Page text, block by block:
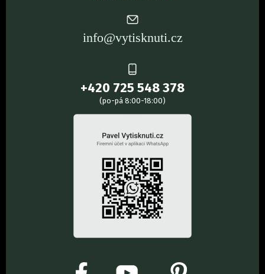
info@vytisknuti.cz
+420 725 548 378
(po-pá 8:00-18:00)